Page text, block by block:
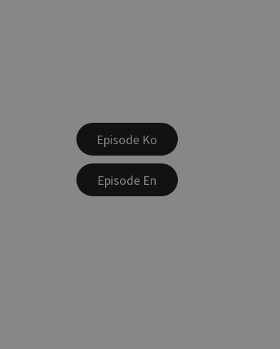
Episode Ko
Episode En